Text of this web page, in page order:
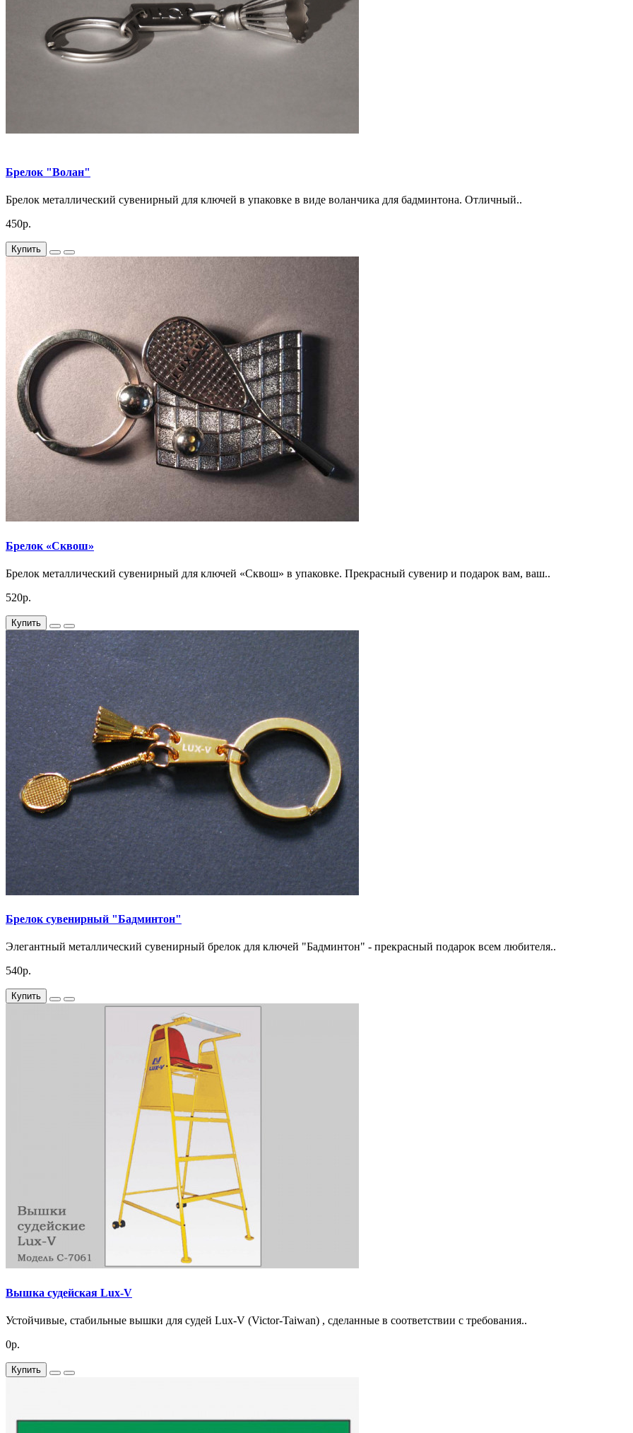
Брелок "Волан"
Брелок металлический сувенирный для ключей в упаковке в виде воланчика для бадминтона. Отличный..
450р.
Купить
Брелок «Сквош»
Брелок металлический сувенирный для ключей «Сквош» в упаковке. Прекрасный сувенир и подарок вам, ваш..
520р.
Купить
Брелок сувенирный "Бадминтон"
Элегантный металлический сувенирный брелок для ключей "Бадминтон" - прекрасный подарок всем любителя..
540р.
Купить
Вышка судейская Lux-V
Устойчивые, стабильные вышки для судей Lux-V (Victor-Taiwan) , сделанные в соответствии с требования..
0р.
Купить